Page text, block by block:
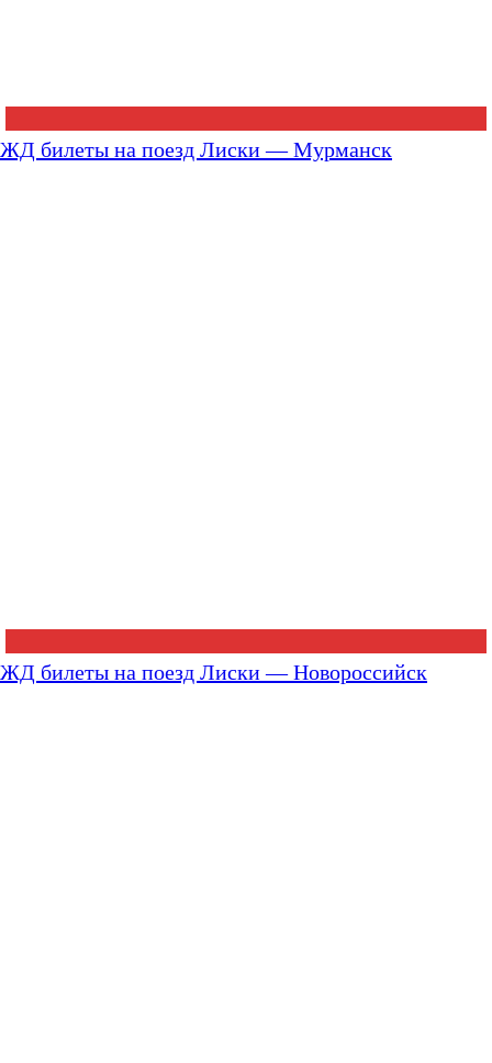
ЖД билеты на поезд Лиски — Мурманск
ЖД билеты на поезд Лиски — Новороссийск